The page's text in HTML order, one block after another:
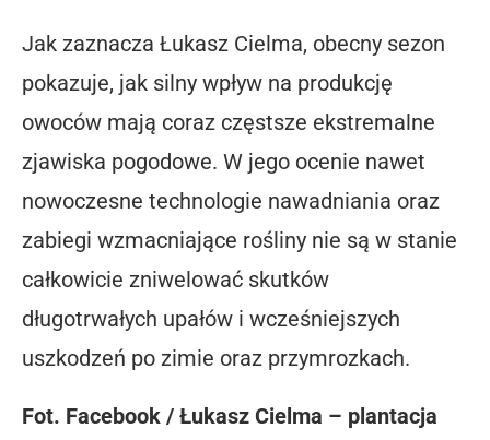
Jak zaznacza Łukasz Cielma, obecny sezon
pokazuje, jak silny wpływ na produkcję
owoców mają coraz częstsze ekstremalne
zjawiska pogodowe. W jego ocenie nawet
nowoczesne technologie nawadniania oraz
zabiegi wzmacniające rośliny nie są w stanie
całkowicie zniwelować skutków
długotrwałych upałów i wcześniejszych
uszkodzeń po zimie oraz przymrozkach.
Fot. Facebook / Łukasz Cielma – plantacja